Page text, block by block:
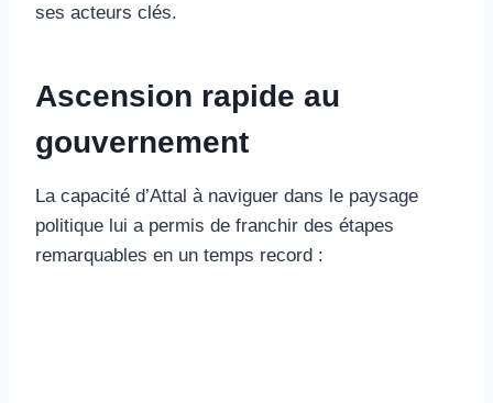
ses acteurs clés.
Ascension rapide au
gouvernement
La capacité d’Attal à naviguer dans le paysage
politique lui a permis de franchir des étapes
remarquables en un temps record :